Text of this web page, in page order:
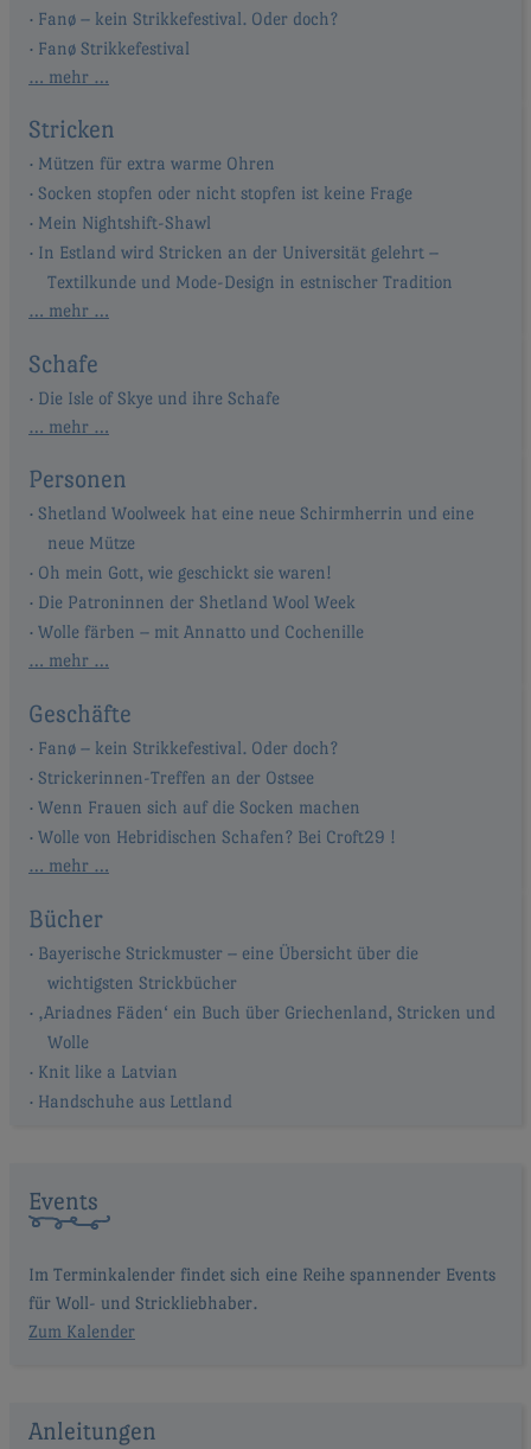
Fanø – kein Strikkefestival. Oder doch?
Fanø Strikkefestival
… mehr …
Stricken
Mützen für extra warme Ohren
Socken stopfen oder nicht stopfen ist keine Frage
Mein Nightshift-Shawl
In Estland wird Stricken an der Universität gelehrt –
Textilkunde und Mode-Design in estnischer Tradition
… mehr …
Schafe
Die Isle of Skye und ihre Schafe
… mehr …
Personen
Shetland Woolweek hat eine neue Schirmherrin und eine
neue Mütze
Oh mein Gott, wie geschickt sie waren!
Die Patroninnen der Shetland Wool Week
Wolle färben – mit Annatto und Cochenille
… mehr …
Geschäfte
Fanø – kein Strikkefestival. Oder doch?
Strickerinnen-Treffen an der Ostsee
Wenn Frauen sich auf die Socken machen
Wolle von Hebridischen Schafen? Bei Croft29 !
… mehr …
Bücher
Bayerische Strickmuster – eine Übersicht über die
wichtigsten Strickbücher
‚Ariadnes Fäden‘ ein Buch über Griechenland, Stricken und
Wolle
Knit like a Latvian
Handschuhe aus Lettland
Events
Im Terminkalender findet sich eine Reihe spannender Events
für Woll- und Strickliebhaber.
Zum Kalender
Anleitungen